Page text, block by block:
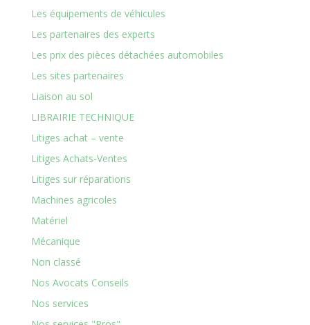
Les équipements de véhicules
Les partenaires des experts
Les prix des pièces détachées automobiles
Les sites partenaires
Liaison au sol
LIBRAIRIE TECHNIQUE
Litiges achat – vente
Litiges Achats-Ventes
Litiges sur réparations
Machines agricoles
Matériel
Mécanique
Non classé
Nos Avocats Conseils
Nos services